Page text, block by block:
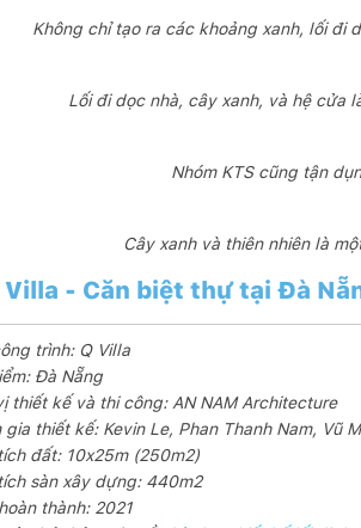
Không chỉ tạo ra các khoảng xanh, lối đi
Lối đi dọc nhà, cây xanh, và hệ cửa
Nhóm KTS cũng tận
Cây xanh và thiên nhiên là
Villa - Căn biệt thự tại Đà
trình: Q Villa
Đà Nẵng
thiết kế và thi công: AN NAM Architecture
gia thiết kế: Kevin Le, Phan Thanh Nam, Vũ
đất: 10x25m (250m2)
sàn xây dựng: 440m2
thành: 2021